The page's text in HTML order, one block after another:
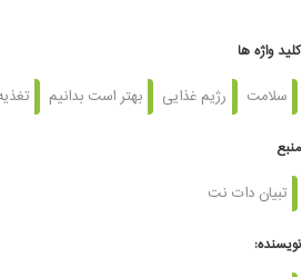
کلید واژه ها
سلامت رژیم غذایی بهتر است بدانیم
منبع
تبیان دات نت
نویسنده: